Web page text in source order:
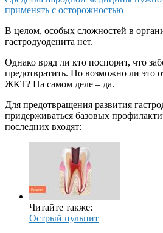
применять с осторожностью
В целом, особых сложностей в
гастродуоденита нет.
Однако вряд ли кто поспорит, что
предотвратить. Но возможно ли это
ЖКТ? На самом деле – да.
Для предотвращения развития
придерживаться базовых
последних входят:
Читайте также:
Острый пульпит